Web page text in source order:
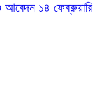
আবেদন ১৪ ফেব্রুয়ারি